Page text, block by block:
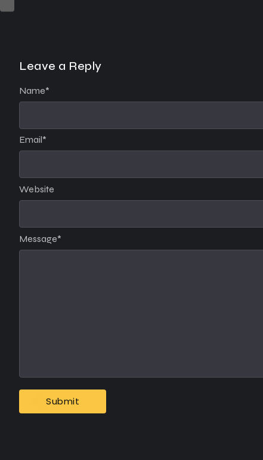
Leave a Reply
Message*
Name*
Email*
Website